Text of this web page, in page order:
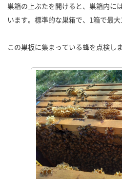
巣箱の上ぶたを開けると、巣箱内に
います。標準的な巣箱で、1箱で最大
この巣板に集まっている蜂を点検しま